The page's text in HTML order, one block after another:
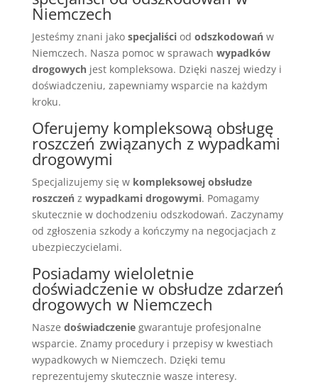
Niemczech
Jesteśmy znani jako specjaliściod odszkodowańw
Niemczech. Nasza pomoc w sprawach wypadków
drogowychjest kompleksowa. Dzięki naszej wiedzy i
doświadczeniu, zapewniamy wsparcie na każdym
kroku.
Oferujemy kompleksową obsługę
roszczeń związanych z wypadkami
drogowymi
Specjalizujemy się w kompleksowej obsłudze
roszczeńz wypadkami drogowymi. Pomagamy
skutecznie w dochodzeniu odszkodowań. Zaczynamy
od zgłoszenia szkody a kończymy na negocjacjach z
ubezpieczycielami.
Posiadamy wieloletnie
doświadczenie w obsłudze zdarzeń
drogowych w Niemczech
Nasze doświadczeniegwarantuje profesjonalne
wsparcie. Znamy procedury i przepisy w kwestiach
wypadkowych w Niemczech. Dzięki temu
reprezentujemy skutecznie wasze interesy.